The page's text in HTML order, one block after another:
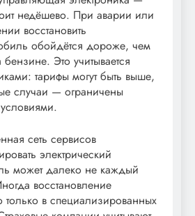
недёшево. При аварии или
восстановить
обойдётся дороже, чем
Это учитывается
тарифы могут быть выше,
случаи — ограничены
сеть сервисов
электрический
может далеко не каждый
восстановление
в специализированных